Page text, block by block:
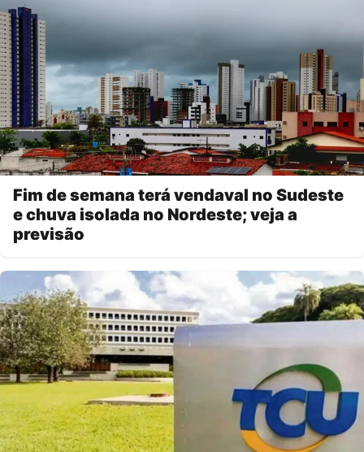
Fim de semana terá vendaval no Sudeste
e chuva isolada no Nordeste; veja a
previsão